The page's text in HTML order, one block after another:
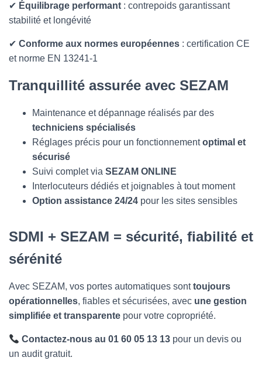
✔ Équilibrage performant : contrepoids garantissant
stabilité et longévité
✔ Conforme aux normes européennes : certification CE
et norme EN 13241-1
Tranquillité assurée avec SEZAM
Maintenance et dépannage réalisés par des
techniciens spécialisés
Réglages précis pour un fonctionnementoptimal et
sécurisé
Suivi complet via SEZAM ONLINE
Interlocuteurs dédiés et joignables à tout moment
Option assistance 24/24 pour les sites sensibles
SDMI + SEZAM = sécurité, fiabilité et
sérénité
Avec SEZAM, vos portes automatiques sonttoujours
opérationnelles, fiables et sécurisées, avec une gestion
simplifiée et transparente pour votre copropriété.
Contactez-nous au 01 60 05 13 13 pour un devis ou
un audit gratuit.